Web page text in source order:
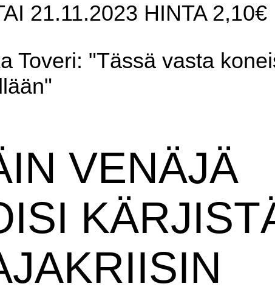
21.11.2023 HINTA 2,10€
Toveri: "Tässä vasta
VENÄJÄ